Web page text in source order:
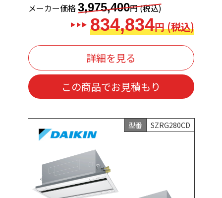
メーカー価格3,975,400円 (税込)
834,834円 (税込)
詳細を見る
この商品でお見積もり
型番 SZRG280CD